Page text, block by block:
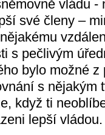
vládu -
své členy –
s pečlivým
bylo možné z
s nějakým
když ti
lepší vládou.